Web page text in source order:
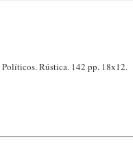
Rústica. 142 pp. 18x12.